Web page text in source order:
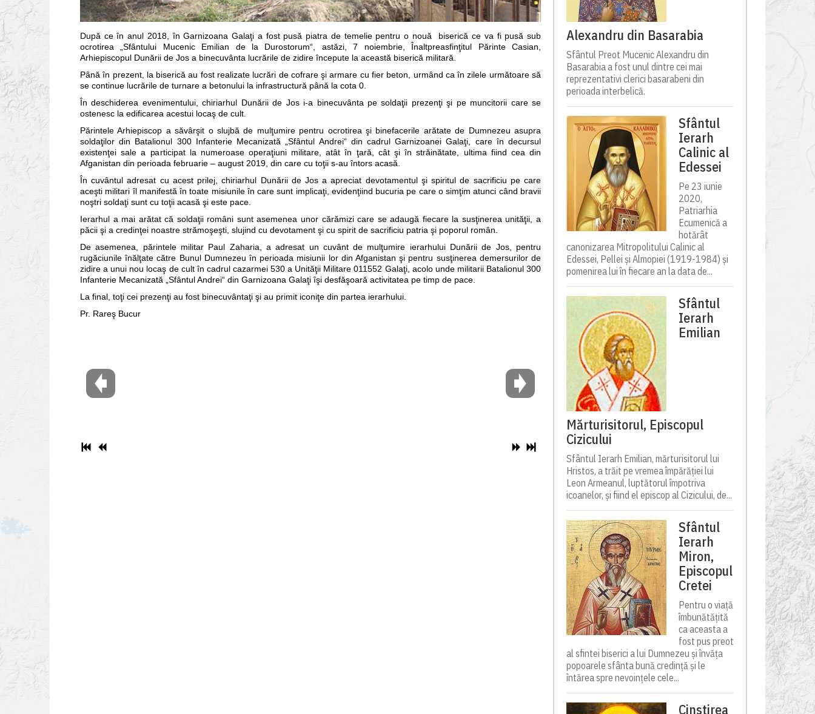
După ce în anul 2018, în Garnizoana Galaţi a fost pusă piatra de temelie pentru o nouă biserică ce va fi pusă sub
ocrotirea „Sfântului Mucenic Emilian de la Durostorum“, astăzi, 7 noiembrie, Înaltpreasfinţitul Părinte Casian,
Arhiepiscopul Dunării de Jos a binecuvânta lucrările de zidire începute la această biserică militară.
Până în prezent, la biserică au fost realizate lucrări de cofrare şi armare cu fier beton, urmând ca în zilele următoare să
se continue lucrările de turnare a betonului la infrastructură până la cota 0.
În deschiderea evenimentului, chiriarhul Dunării de Jos i-a binecuvânta pe soldaţii prezenţi şi pe muncitorii care se
ostenesc la edificarea acestui locaş de cult.
Părintele Arhiepiscop a săvârşit o slujbă de mulţumire pentru ocrotirea şi binefacerile arătate de Dumnezeu asupra
soldaţilor din Batalionul 300 Infanterie Mecanizată „Sfântul Andrei“ din cadrul Garnizoanei Galaţi, care în decursul
existenţei sale a participat la numeroase operaţiuni militare, atât în ţară, cât şi în străinătate, ultima fiind cea din
Afganistan din perioada februarie – august 2019, din care cu toţii s-au întors acasă.
În cuvântul adresat cu acest prilej, chiriarhul Dunării de Jos a apreciat devotamentul şi spiritul de sacrificiu pe care
aceşti militari îl manifestă în toate misiunile în care sunt implicaţi, evidenţiind bucuria pe care o simţim atunci când bravii
noştri soldaţi sunt cu toţii acasă şi este pace.
Ierarhul a mai arătat că soldaţii români sunt asemenea unor cărămizi care se adaugă fiecare la susţinerea unităţii, a
păcii şi a credinţei noastre strămoşeşti, slujind cu devotament şi cu spirit de sacrificiu patria şi poporul român.
De asemenea, părintele militar Paul Zaharia, a adresat un cuvânt de mulţumire ierarhului Dunării de Jos, pentru
rugăciunile înălţate către Bunul Dumnezeu în perioada misiunii lor din Afganistan şi pentru susţinerea demersurilor de
zidire a unui nou locaş de cult în cadrul cazarmei 530 a Unităţii Militare 011552 Galaţi, acolo unde militarii Batalionul 300
Infanterie Mecanizată „Sfântul Andrei“ din Garnizoana Galaţi îşi desfăşoară activitatea pe timp de pace.
La final, toţi cei prezenţi au fost binecuvântaţi şi au primit iconiţe din partea ierarhului.
Pr. Rareş Bucur
Alexandru din Basarabia
Sfântul Preot Mucenic Alexandru din
Basarabia a fost unul dintre cei mai
reprezentativi clerici basarabeni din
perioada interbelică.
Sfântul
Ierarh
Calinic al
Edessei
Pe 23 iunie
2020,
Patriarhia
Ecumenică a
hotărât
canonizarea Mitropolitului Calinic al
Edessei, Pellei și Almopiei (1919-1984) și
pomenirea lui în fiecare an la data de...
Sfântul
Ierarh
Emilian
Mărturisitorul, Episcopul
Cizicului
Sfântul Ierarh Emilian, mărturisitorul lui
Hristos, a trăit pe vremea împărăției lui
Leon Armeanul, luptătorul împotriva
icoanelor, și fiind el episcop al Cizicului, de...
Sfântul
Ierarh
Miron,
Episcopul
Cretei
Pentru o viață
îmbunătățită
ca aceasta a
fost pus preot
al sfintei biserici a lui Dumnezeu și învăța
popoarele sfânta bună credință și le
întărea spre nevoințele cele...
Cinstirea